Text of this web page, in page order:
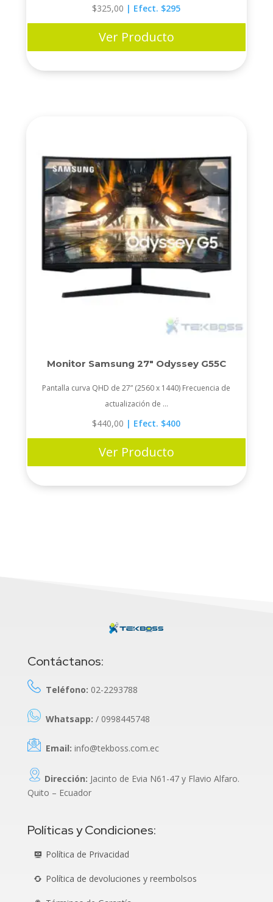
$325,00 | Efect. $295
Ver Producto
Monitor Samsung 27″ Odyssey G55C
Pantalla curva QHD de 27” (2560 x 1440) Frecuencia de
actualización de ...
$440,00 | Efect. $400
Ver Producto
Contáctanos:
Teléfono: 02-2293788
Whatsapp: / 0998445748
Email: info@tekboss.com.ec
Dirección: Jacinto de Evia N61-47 y Flavio Alfaro.
Quito – Ecuador
Políticas y Condiciones:
Política de Privacidad
Política de devoluciones y reembolsos